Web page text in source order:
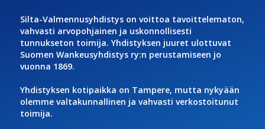
Silta-Valmennusyhdistys on voittoa tavoittelematon,
vahvasti arvopohjainen ja uskonnollisesti
tunnukseton toimija. Yhdistyksen juuret ulottuvat
Suomen Wankeusyhdistys ry:n perustamiseen jo
vuonna 1869.
Yhdistyksen kotipaikka on Tampere, mutta nykyään
olemme valtakunnallinen ja vahvasti verkostoitunut
toimija.